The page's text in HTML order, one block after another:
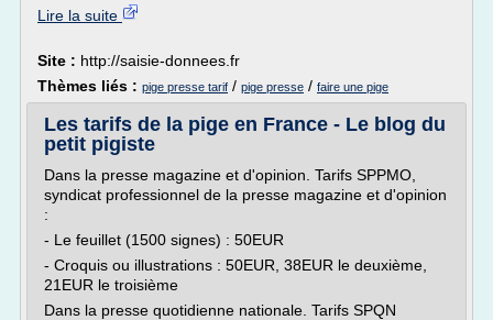
Lire la suite
Site : http://saisie-donnees.fr
Thèmes liés : pige presse tarif / pige presse / faire une pige
Les tarifs de la pige en France - Le blog du
petit pigiste
Dans la presse magazine et d'opinion. Tarifs SPPMO,
syndicat professionnel de la presse magazine et d'opinion
:
- Le feuillet (1500 signes) : 50EUR
- Croquis ou illustrations : 50EUR, 38EUR le deuxième,
21EUR le troisième
Dans la presse quotidienne nationale. Tarifs SPQN